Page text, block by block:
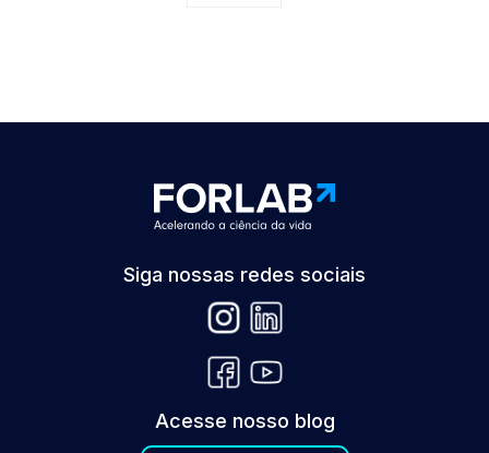
Siga nossas redes sociais
Acesse nosso blog